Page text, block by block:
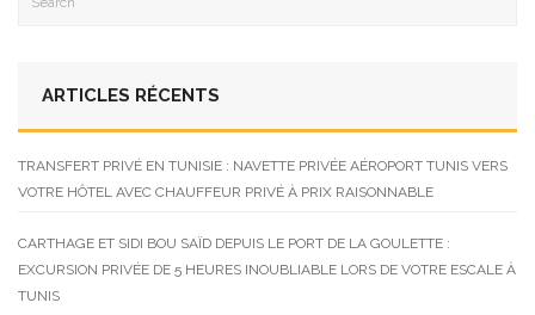
ARTICLES RÉCENTS
TRANSFERT PRIVÉ EN TUNISIE : NAVETTE PRIVÉE AÉROPORT TUNIS VERS
VOTRE HÔTEL AVEC CHAUFFEUR PRIVÉ À PRIX RAISONNABLE
CARTHAGE ET SIDI BOU SAÏD DEPUIS LE PORT DE LA GOULETTE :
EXCURSION PRIVÉE DE 5 HEURES INOUBLIABLE LORS DE VOTRE ESCALE À
TUNIS